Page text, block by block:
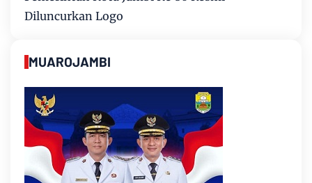
Diluncurkan Logo
MUAROJAMBI